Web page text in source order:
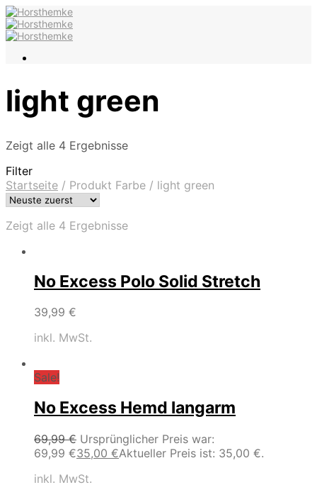
light green
Zeigt alle 4 Ergebnisse
Filter
Startseite / Produkt Farbe / light green
Zeigt alle 4 Ergebnisse
No Excess Polo Solid Stretch
39,99 €
inkl. MwSt.
Sale!
No Excess Hemd langarm
69,99€ Ursprünglicher Preis war:
69,99 €35,00 €Aktueller Preis ist: 35,00 €.
inkl. MwSt.